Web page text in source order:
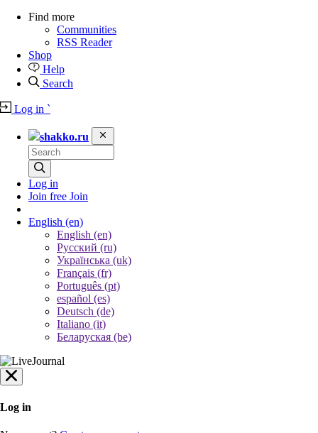
Find more
Communities
RSS Reader
Shop
Help
Search
Log in `
shakko.ru
Log in
Join free Join
English (en)
English (en)
Русский (ru)
Українська (uk)
Français (fr)
Português (pt)
español (es)
Deutsch (de)
Italiano (it)
Беларуская (be)
Log in